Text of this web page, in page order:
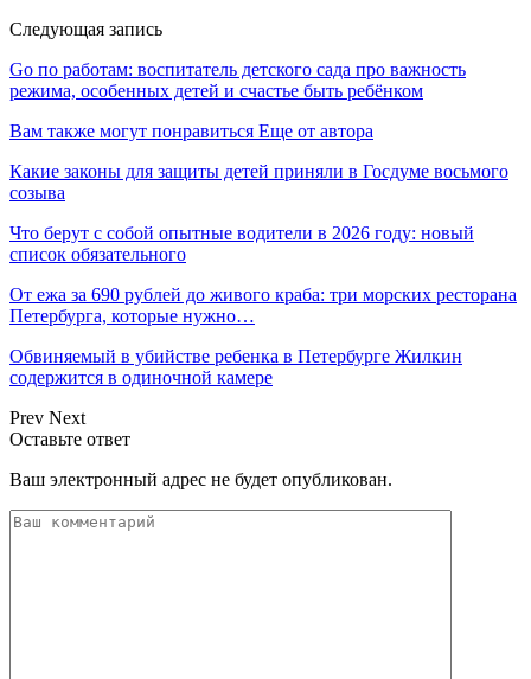
Следующая запись
Go по работам: воспитатель детского сада про важность
режима, особенных детей и счастье быть ребёнком
Вам также могут понравиться Еще от автора
Какие законы для защиты детей приняли в Госдуме восьмого
созыва
Что берут с собой опытные водители в 2026 году: новый
список обязательного
От ежа за 690 рублей до живого краба: три морских ресторана
Петербурга, которые нужно…
Обвиняемый в убийстве ребенка в Петербурге Жилкин
содержится в одиночной камере
Prev Next
Оставьте ответ
Ваш электронный адрес не будет опубликован.